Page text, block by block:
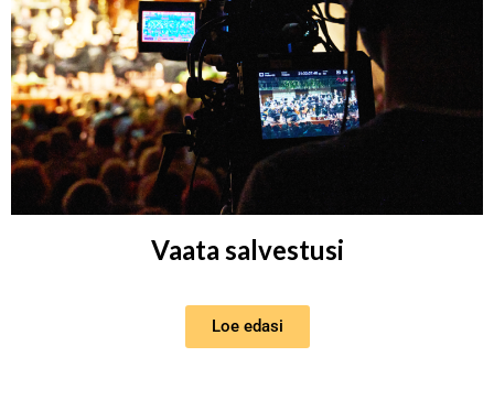
Vaata salvestusi
Loe edasi